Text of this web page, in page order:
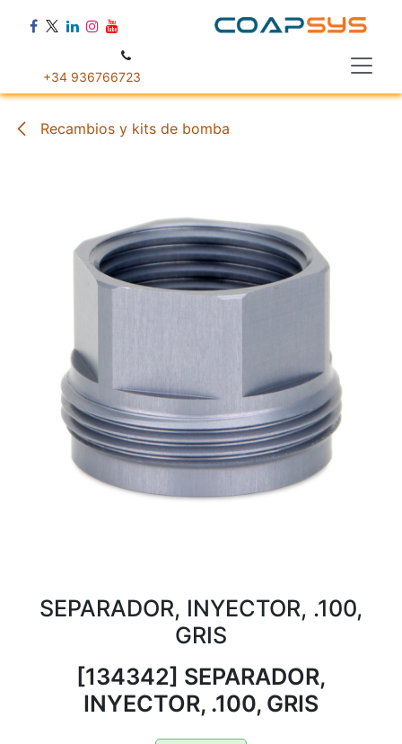
+34 936766723
Recambios y kits de bomba
SEPARADOR, INYECTOR, .100,
GRIS
[134342] SEPARADOR,
INYECTOR, .100, GRIS